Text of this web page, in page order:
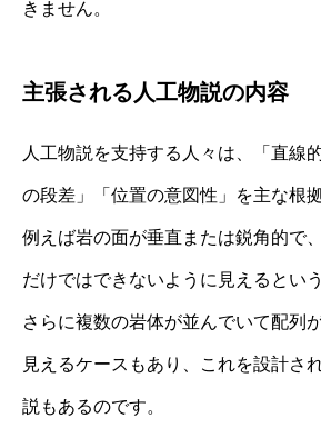
きません。
主張される人工物説の内容
人工物説を支持する人々は、「直線
の段差」「位置の意図性」を主な根
例えば岩の面が垂直または鋭角的で
だけではできないように見えるとい
さらに複数の岩体が並んでいて配列
見えるケースもあり、これを設計さ
説もあるのです。